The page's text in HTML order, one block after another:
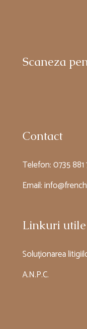
Scaneza
Contact
Telefon:0735 881
Email:
Linkuri utile
Soluționarea
A.N.P.C.